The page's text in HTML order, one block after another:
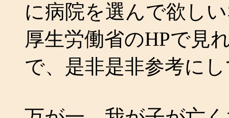
に病院を選んで欲し
厚生労働省のHPで見
で、是非是非参考に